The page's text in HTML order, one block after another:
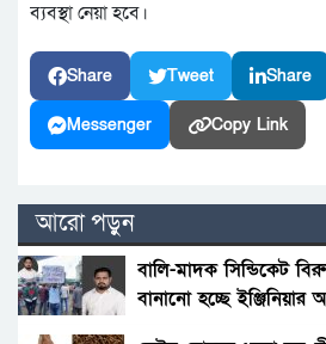
ব্যবস্থা নেয়া হবে।
Share Tweet Share
Messenger Copy Link
আরো পড়ুন
বালি-মাদক সিন্ডিকেট
বানানো হচ্ছে